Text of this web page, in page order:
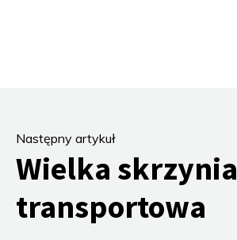
Następny artykuł
Wielka skrzynia
transportowa